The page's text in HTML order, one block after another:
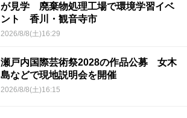
が見学 廃棄物処理工場で環境学習イベ
ント 香川・観音寺市
2026/8/8(土)16:29
瀬戸内国際芸術祭2028の作品公募 女木
島などで現地説明会を開催
2026/8/8(土)16:15